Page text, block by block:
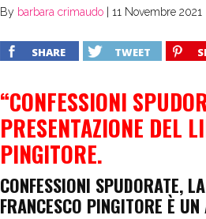
By barbara crimaudo 11 Novembre 2021
SHARE TWEET
“CONFESSIONI
PRESENTAZIONE DEL
PINGITORE.
CONFESSIONI SPUDORATE,
FRANCESCO PINGITORE È